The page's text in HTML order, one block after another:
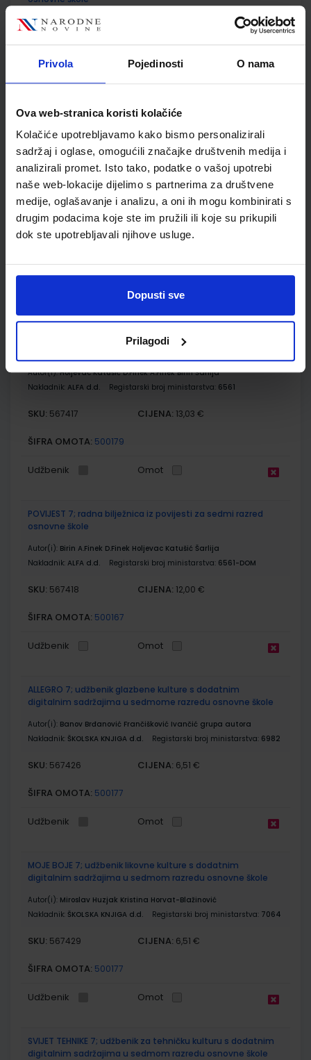
Privola Pojedinosti O nama
Ova web-stranica koristi kolačiće
Kolačiće upotrebljavamo kako bismo personalizirali
sadržaj i oglase, omogućili značajke društvenih medija i
analizirali promet. Isto tako, podatke o vašoj upotrebi
naše web-lokacije dijelimo s partnerima za društvene
medije, oglašavanje i analizu, a oni ih mogu kombinirati s
drugim podacima koje ste im pružili ili koje su prikupili
dok ste upotrebljavali njihove usluge.
Dopusti sve
Prilagodi
Autor(i):Kožul Krpes Samardžić Vukelić
SKU:569101 CIJENA:13,24 €
Udžbenik Omot
MOJA ZEMLJA 3; radna bilježnica iz geografije za sedmi
razred osnovne škole
Autor(i):
Kožul Krpes Samardžić Vukelić
SKU:569102 CIJENA:12,00 €
ŠIFRA OMOTA:500167
Omot
POVIJEST 7; udžbenik iz povijesti za sedmi razred osnovne
Autor(i):Holjevac Katušić D.Finek A.Finek Birin Šarlija
Nakladnik: ALFA d.d. Registarski broj ministarstva: 6561
SKU: 567417 CIJENA: 13,03 €
ŠIFRA OMOTA: 500179
Udžbenik Omot
POVIJEST 7; radna bilježnica iz povijesti za sedmi razred
osnovne škole
Autor(i): Birin A.Finek D.Finek Holjevac Katušić Šarlija
Nakladnik: ALFA d.d. Registarski broj ministarstva: 6561-DOM
SKU: 567418 CIJENA: 12,00 €
ŠIFRA OMOTA: 500167
Udžbenik Omot
ALLEGRO 7; udžbenik glazbene kulture s dodatnim
digitalnim sadržajima u sedmome razredu osnovne škole
Autor(i): Banov Brđanović Frančišković Ivančić grupa autora
Nakladnik: ŠKOLSKA KNJIGA d.d. Registarski broj ministarstva: 6982
SKU: 567426 CIJENA: 6,51 €
ŠIFRA OMOTA: 500177
Udžbenik Omot
MOJE BOJE 7; udžbenik likovne kulture s dodatnim
digitalnim sadržajima u sedmom razredu osnovne škole
Autor(i): Miroslav Huzjak Kristina Horvat-Blažinović
Nakladnik: ŠKOLSKA KNJIGA d.d. Registarski broj ministarstva: 7064
SKU: 567429 CIJENA: 6,51 €
ŠIFRA OMOTA: 500177
Udžbenik Omot
SVIJET TEHNIKE 7; udžbenik za tehničku kulturu s dodatnim
digitalnim sadržajima u sedmom razredu osnovne škole